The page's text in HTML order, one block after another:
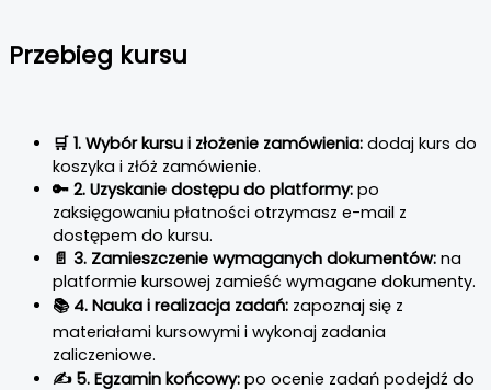
Przebieg kursu
🛒 1. Wybór kursu i złożenie zamówienia: dodaj kurs do
koszyka i złóż zamówienie.
🔑 2. Uzyskanie dostępu do platformy: po
zaksięgowaniu płatności otrzymasz e-mail z
dostępem do kursu.
📄 3. Zamieszczenie wymaganych dokumentów: na
platformie kursowej zamieść wymagane dokumenty.
📚 4. Nauka i realizacja zadań: zapoznaj się z
materiałami kursowymi i wykonaj zadania
zaliczeniowe.
✍️ 5. Egzamin końcowy: po ocenie zadań podejdź do